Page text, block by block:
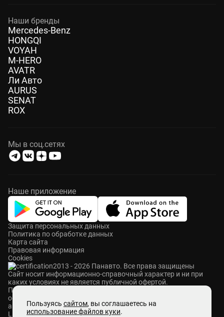
Наши бренды
Mercedes-Benz
HONGQI
VOYAH
M-HERO
AVATR
Ли Авто
AURUS
SENAT
ROX
Мы в соц.сетях
Наше приложение
2013 - 2026 Панавто. Все права защищены
Cайт носит информационно-справочный характер и ни при
каких условиях не является публичной офертой.
Защита персональных данных
Политика по обработке данных
Карта сайта
Правовая информация
Cookies
ПАНАВТО — сеть премиальных автосалонов в Москве. Мы
осуществляем продажу и сервисное обслуживание
автомобилей Mercedes-Benz, Voyah, Aurus, Hongqi, Avatr,
Lixiang, M-Hero, ROX и Zeekr. Также у нас представлены
Пользуясь сайтом, вы соглашаетесь на
использование файлов куки.